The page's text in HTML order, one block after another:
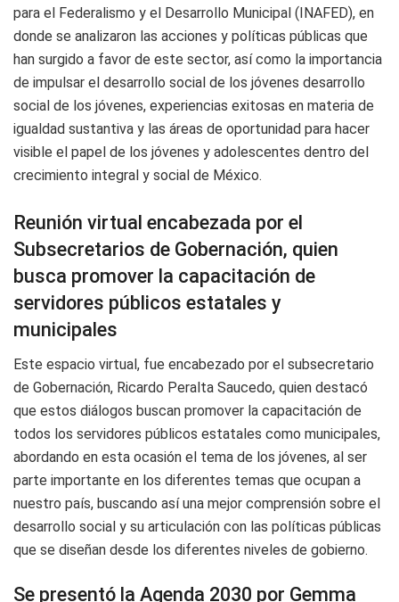
para el Federalismo y el Desarrollo Municipal (INAFED), en
donde se analizaron las acciones y políticas públicas que
han surgido a favor de este sector, así como la importancia
de impulsar el desarrollo social de los jóvenes desarrollo
social de los jóvenes, experiencias exitosas en materia de
igualdad sustantiva y las áreas de oportunidad para hacer
visible el papel de los jóvenes y adolescentes dentro del
crecimiento integral y social de México.
Reunión virtual encabezada por el
Subsecretarios de Gobernación, quien
busca promover la capacitación de
servidores públicos estatales y
municipales
Este espacio virtual, fue encabezado por el subsecretario
de Gobernación, Ricardo Peralta Saucedo, quien destacó
que estos diálogos buscan promover la capacitación de
todos los servidores públicos estatales como municipales,
abordando en esta ocasión el tema de los jóvenes, al ser
parte importante en los diferentes temas que ocupan a
nuestro país, buscando así una mejor comprensión sobre el
desarrollo social y su articulación con las políticas públicas
que se diseñan desde los diferentes niveles de gobierno.
Se presentó la Agenda 2030 por Gemma